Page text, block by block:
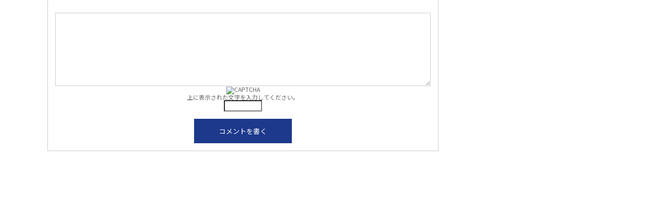
上に表示された文字を入力してください。